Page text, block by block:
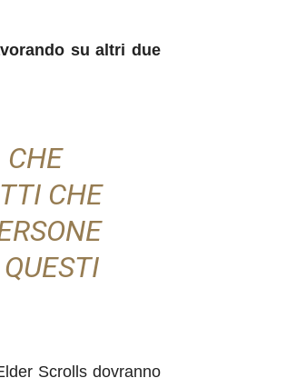
su altri due
CHE
CHE
Scrolls dovranno